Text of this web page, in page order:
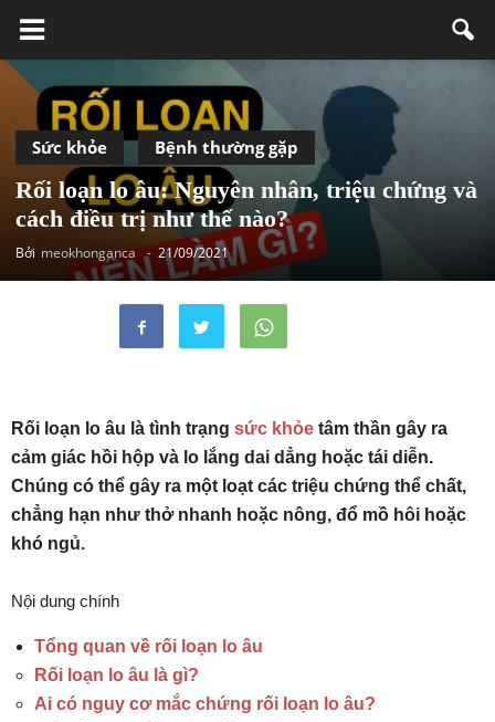
Sức khỏe Bệnh thường gặp
Rối loạn lo âu: Nguyên nhân, triệu chứng và
cách điều trị như thế nào?
Bởi meokhonganca - 21/09/2021
Rối loạn lo âu là tình trạng sức khỏe tâm thần gây ra
cảm giác hồi hộp và lo lắng dai dẳng hoặc tái diễn.
Chúng có thể gây ra một loạt các triệu chứng thể chất,
chẳng hạn như thở nhanh hoặc nông, đổ mồ hôi hoặc
khó ngủ.
Nội dung chính
Tổng quan về rối loạn lo âu
Rối loạn lo âu là gì?
Ai có nguy cơ mắc chứng rối loạn lo âu?